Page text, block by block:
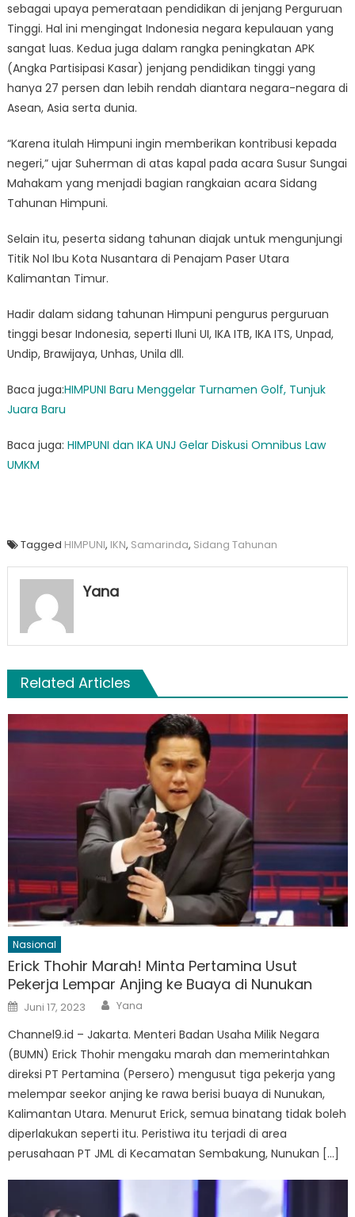
sebagai upaya pemerataan pendidikan di jenjang Perguruan
Tinggi. Hal ini mengingat Indonesia negara kepulauan yang
sangat luas. Kedua juga dalam rangka peningkatan APK
(Angka Partisipasi Kasar) jenjang pendidikan tinggi yang
hanya 27 persen dan lebih rendah diantara negara-negara di
Asean, Asia serta dunia.
“Karena itulah Himpuni ingin memberikan kontribusi kepada
negeri,” ujar Suherman di atas kapal pada acara Susur Sungai
Mahakam yang menjadi bagian rangkaian acara Sidang
Tahunan Himpuni.
Selain itu, peserta sidang tahunan diajak untuk mengunjungi
Titik Nol Ibu Kota Nusantara di Penajam Paser Utara
Kalimantan Timur.
Hadir dalam sidang tahunan Himpuni pengurus perguruan
tinggi besar Indonesia, seperti Iluni UI, IKA ITB, IKA ITS, Unpad,
Undip, Brawijaya, Unhas, Unila dll.
Baca juga:HIMPUNI Baru Menggelar Turnamen Golf, Tunjuk
Juara Baru
Baca juga: HIMPUNI dan IKA UNJ Gelar Diskusi Omnibus Law
UMKM
Tagged HIMPUNI, IKN, Samarinda, Sidang Tahunan
Yana
Related Articles
Nasional
Erick Thohir Marah! Minta Pertamina Usut
Pekerja Lempar Anjing ke Buaya di Nunukan
Posted
on
Juni 17, 2023 Author
Yana
Channel9.id – Jakarta. Menteri Badan Usaha Milik Negara
(BUMN) Erick Thohir mengaku marah dan memerintahkan
direksi PT Pertamina (Persero) mengusut tiga pekerja yang
melempar seekor anjing ke rawa berisi buaya di Nunukan,
Kalimantan Utara. Menurut Erick, semua binatang tidak boleh
diperlakukan seperti itu. Peristiwa itu terjadi di area
perusahaan PT JML di Kecamatan Sembakung, Nunukan […]